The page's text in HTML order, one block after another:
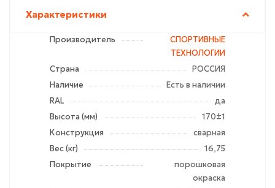
Характеристики
Производитель
СПОРТИВНЫЕ
ТЕХНОЛОГИИ
Страна
РОССИЯ
Наличие
Есть в наличии
RAL
да
Высота (мм)
170±1
Конструкция
сварная
Вес (кг)
16,75
Покрытие
порошковая
окраска